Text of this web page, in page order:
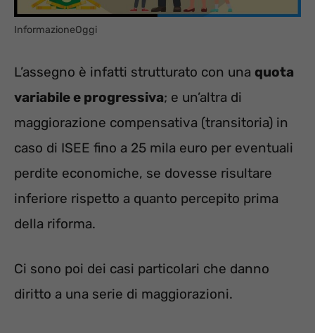
InformazioneOggi
L’assegno è infatti strutturato con una quota
variabile e progressiva; e un’altra di
maggiorazione compensativa (transitoria) in
caso di ISEE fino a 25 mila euro per eventuali
perdite economiche, se dovesse risultare
inferiore rispetto a quanto percepito prima
della riforma.
Ci sono poi dei casi particolari che danno
diritto a una serie di maggiorazioni.